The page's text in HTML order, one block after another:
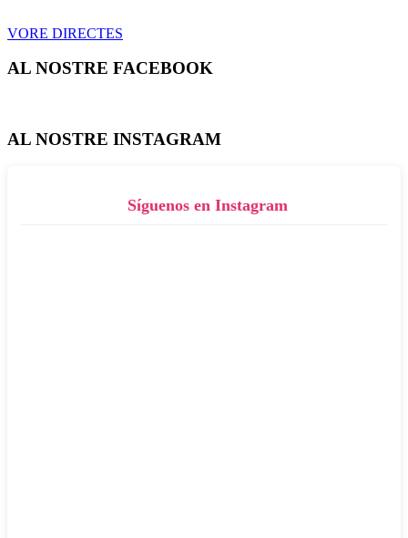
VORE DIRECTES
AL NOSTRE FACEBOOK
AL NOSTRE INSTAGRAM
Síguenos en Instagram